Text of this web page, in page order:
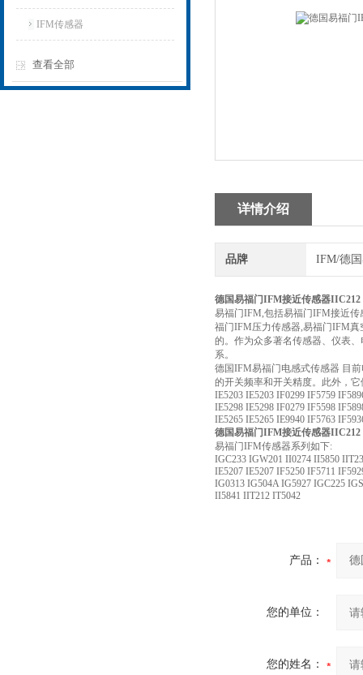
IFM传感器
查看全部
详情介绍
品牌 IFM/德
德国易福门IFM接近传感器IIC212
易福门IFM,包括易福门IFM接近
福门IFM压力传感器,易福门IFM
的。作为众多著名传感器、仪表
系。
德国IFM易福门电感式传感器 目
的开关频率和开关精度。此外，
IE5203 IE5203 IF0299 IF5759
IE5298 IE5298 IF0279 IF5598
IE5265 IE5265 IE9940 IF5763
德国易福门IFM接近传感器IIC212
易福门IFM传感器系列如下:
IGC233 IGW201 II0274 II5850
IE5207 IE5207 IF5250 IF5711
IG0313 IG504A IG5927 IGC225
II5841 IIT212 IT5042
产品：
您的单位：
您的姓名：